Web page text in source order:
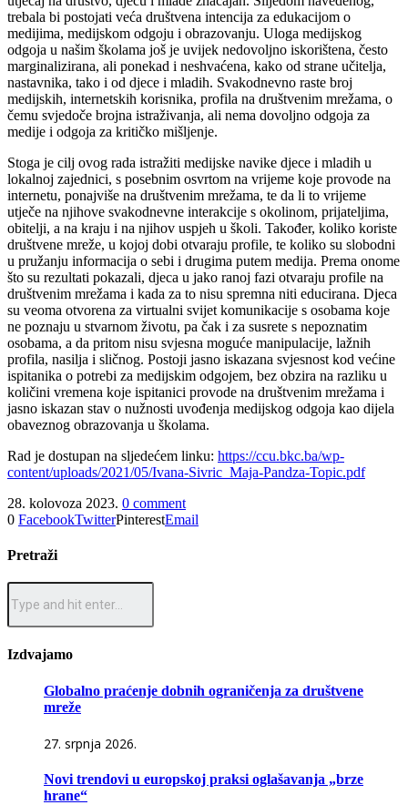
trebala bi postojati veća društvena intencija za edukacijom o
medijima, medijskom odgoju i obrazovanju. Uloga medijskog
odgoja u našim školama još je uvijek nedovoljno iskorištena, često
marginalizirana, ali ponekad i neshvaćena, kako od strane učitelja,
nastavnika, tako i od djece i mladih. Svakodnevno raste broj
medijskih, internetskih korisnika, profila na društvenim mrežama, o
čemu svjedoče brojna istraživanja, ali nema dovoljno odgoja za
medije i odgoja za kritičko mišljenje.
Stoga je cilj ovog rada istražiti medijske navike djece i mladih u
lokalnoj zajednici, s posebnim osvrtom na vrijeme koje provode na
internetu, ponajviše na društvenim mrežama, te da li to vrijeme
utječe na njihove svakodnevne interakcije s okolinom, prijateljima,
obitelji, a na kraju i na njihov uspjeh u školi. Također, koliko koriste
društvene mreže, u kojoj dobi otvaraju profile, te koliko su slobodni
u pružanju informacija o sebi i drugima putem medija. Prema onome
što su rezultati pokazali, djeca u jako ranoj fazi otvaraju profile na
društvenim mrežama i kada za to nisu spremna niti educirana. Djeca
su veoma otvorena za virtualni svijet komunikacije s osobama koje
ne poznaju u stvarnom životu, pa čak i za susrete s nepoznatim
osobama, a da pritom nisu svjesna moguće manipulacije, lažnih
profila, nasilja i sličnog. Postoji jasno iskazana svjesnost kod većine
ispitanika o potrebi za medijskim odgojem, bez obzira na razliku u
količini vremena koje ispitanici provode na društvenim mrežama i
jasno iskazan stav o nužnosti uvođenja medijskog odgoja kao dijela
obaveznog obrazovanja u školama.
Rad je dostupan na sljedećem linku: https://ccu.bkc.ba/wp-
content/uploads/2021/05/Ivana-Sivric_Maja-Pandza-Topic.pdf
28. kolovoza 2023. 0 comment
0 FacebookTwitterPinterestEmail
Pretraži
Izdvajamo
Globalno praćenje dobnih ograničenja za društvene
mreže
27. srpnja 2026.
Novi trendovi u europskoj praksi oglašavanja „brze
hrane“